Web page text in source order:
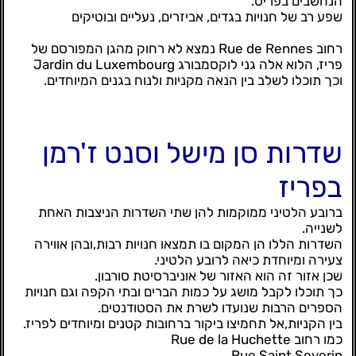
שפע רב של חנויות בגדים, אביזרים, נעליים ובוטיקים
רחוב Rue de Rennes נמצא לא רחוק מהגן המפורסם של
פריז, הלוא אלה גני לוקסמבורג Jardin du Luxembourg
וכך תוכלו לשלב בין הנאה מקניות ולנוח בגנים המיוחדים.
שדרות סן מישל וסנט ז'רמן
בפריז
ברובע הלטיני ממוקמות להן שתי השדרות הניצבות האחת
לשנייה.
השדרות הללו הן המקום בו תמצאו חנויות רבות,ובהן אווירה
צעירה ומיוחדת כיאה לרובע הלטיני.
שכן אזור זה הוא האזור של אוניברסיטת סורבון.
כך תוכלו לקבל מושג על כמות הברים ובתי הקפה וגם חנויות
הספרים הרבות שנועדו לשרת את הסטודנטים.
בין הקניות,אל תחמיצו ביקור ברחובות קטנים ומיוחדים לפריז.
כמו רחוב Rue de la Huchette